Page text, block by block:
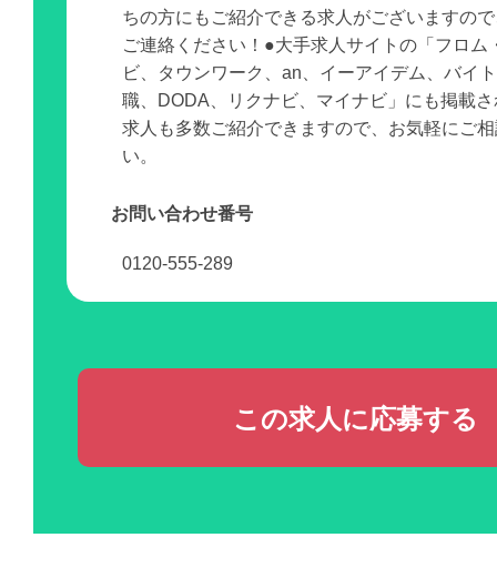
ちの方にもご紹介できる求人がございますの
ご連絡ください！●大手求人サイトの「フロム
ビ、タウンワーク、an、イーアイデム、バイ
職、DODA、リクナビ、マイナビ」にも掲載
求人も多数ご紹介できますので、お気軽にご
い。
お問い合わせ番号
0120-555-289
この求人に応募する